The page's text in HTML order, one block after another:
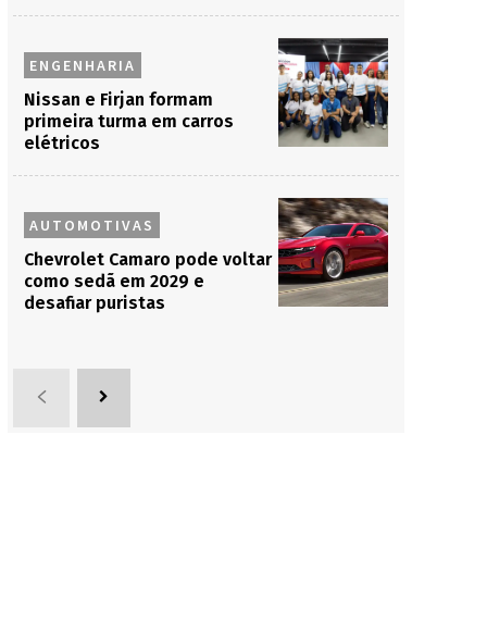
ENGENHARIA
Nissan e Firjan formam
primeira turma em carros
elétricos
AUTOMOTIVAS
Chevrolet Camaro pode voltar
como sedã em 2029 e
desafiar puristas